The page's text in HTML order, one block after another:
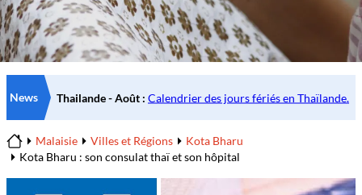
News
Home
Malaisie Villes et Régions
Kota Bharu
Kota Bharu : son consulat thaï et son hôpital